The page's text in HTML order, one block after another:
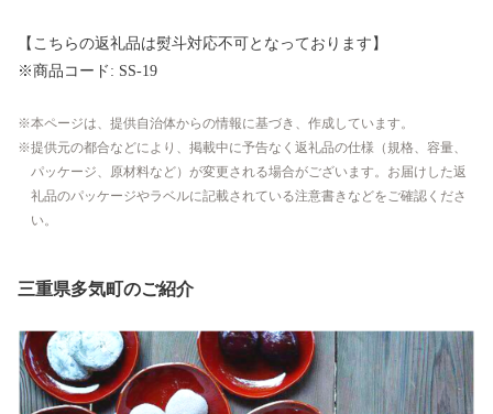
【こちらの返礼品は熨斗対応不可となっております】
※商品コード: SS-19
本ページは、提供自治体からの情報に基づき、作成しています。
提供元の都合などにより、掲載中に予告なく返礼品の仕様（規格、容量、
パッケージ、原材料など）が変更される場合がございます。お届けした返
礼品のパッケージやラベルに記載されている注意書きなどをご確認くださ
い。
三重県多気町のご紹介